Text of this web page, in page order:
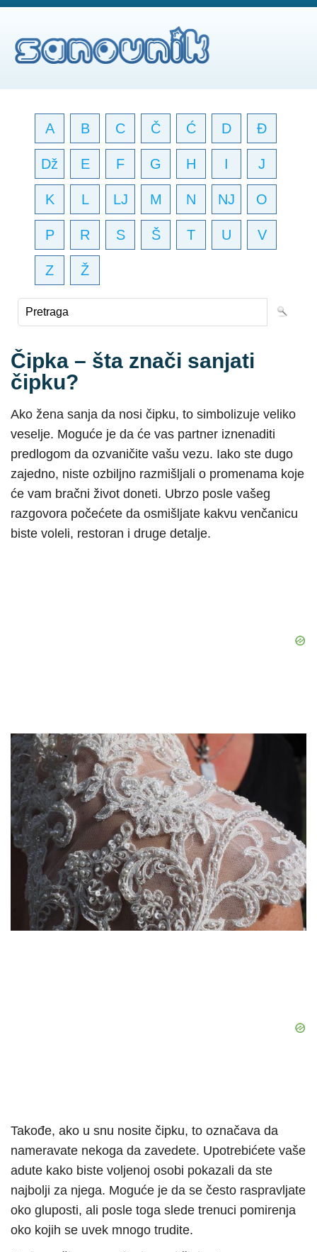
A B C Č Ć D Đ
Dž E F G H I J
K L LJ M N NJ O
P R S Š T U V
Z Ž
Čipka – šta znači sanjati
čipku?
Ako žena sanja da nosi čipku, to simbolizuje veliko
veselje. Moguće je da će vas partner iznenaditi
predlogom da ozvaničite vašu vezu. Iako ste dugo
zajedno, niste ozbiljno razmišljali o promenama koje
će vam bračni život doneti. Ubrzo posle vašeg
razgovora počećete da osmišljate kakvu venčanicu
biste voleli, restoran i druge detalje.
Takođe, ako u snu nosite čipku, to označava da
nameravate nekoga da zavedete. Upotrebićete vaše
adute kako biste voljenoj osobi pokazali da ste
najbolji za njega. Moguće je da se često raspravljate
oko gluposti, ali posle toga slede trenuci pomirenja
oko kojih se uvek mnogo trudite.